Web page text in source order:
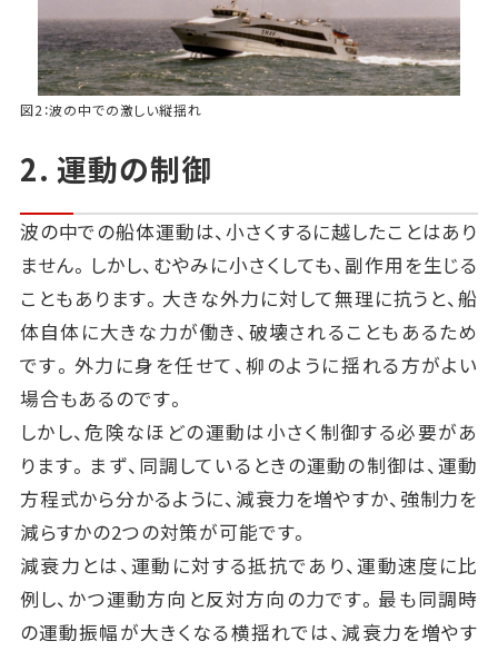
図2：波の中での激しい縦揺れ
2. 運動の制御
波の中での船体運動は、小さくするに越したことはあり
ません。しかし、むやみに小さくしても、副作用を生じる
こともあります。大きな外力に対して無理に抗うと、船
体自体に大きな力が働き、破壊されることもあるため
です。外力に身を任せて、柳のように揺れる方がよい
場合もあるのです。
しかし、危険なほどの運動は小さく制御する必要があ
ります。まず、同調しているときの運動の制御は、運動
方程式から分かるように、減衰力を増やすか、強制力を
減らすかの2つの対策が可能です。
減衰力とは、運動に対する抵抗であり、運動速度に比
例し、かつ運動方向と反対方向の力です。最も同調時
の運動振幅が大きくなる横揺れでは、減衰力を増やす